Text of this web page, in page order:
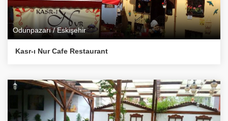
Odunpazarı / Eskişehir
Kasr-ı Nur Cafe Restaurant